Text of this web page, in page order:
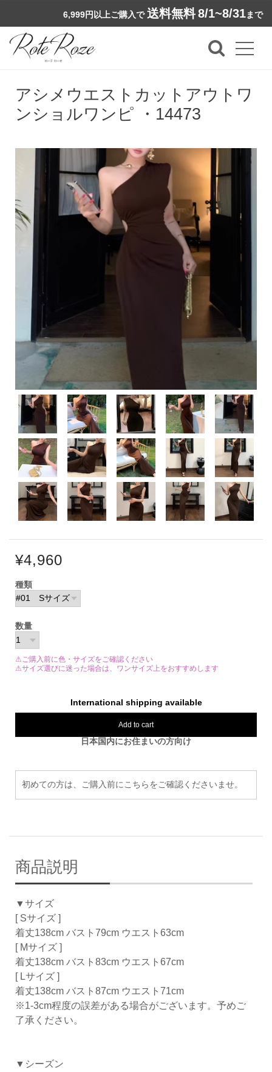
6,999円以上ご購入で 送料無料8/1~8/31まで
アシメウエストカットアウトワ
ンショルワンピ ・14473
¥4,960
種類
数量
⚠ご購入前に色・サイズをご確認ください
⚠サイズ選びに迷った場合は、ワンサイズ上をおすすめします
International shipping available
Add to cart
日本国内にお住まいの方向け
初めての方は、ご購入前にこちらをご確認くださいませ。
商品説明
▼サイズ
[ Sサイズ ]
着丈138cm バスト79cm ウエスト63cm
[ Mサイズ ]
着丈138cm バスト83cm ウエスト67cm
[ Lサイズ ]
着丈138cm バスト87cm ウエスト71cm
※1-3cm程度の誤差がある場合がございます。予めご
了承ください。
▼シーズン